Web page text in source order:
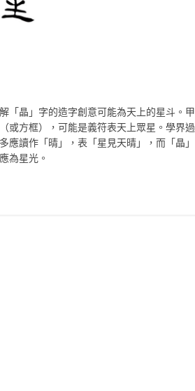
「晶」字的造字創意可能為天上的星斗。甲
或方框），可能是義符表天上眾星。學界過
讀作「晴」，表「星見天晴」，而「晶」
為星光。